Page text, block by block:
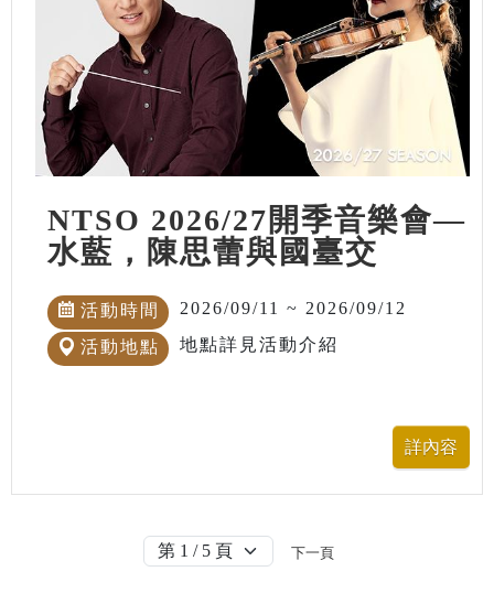
NTSO 2026/27開季音樂會—
水藍，陳思蕾與國臺交
活動時間 2026/09/11 ~ 2026/09/12
活動地點 地點詳見活動介紹
下一頁